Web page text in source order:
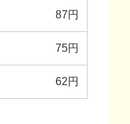
87円
75円
62円